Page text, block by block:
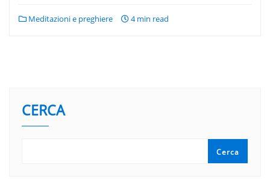
Meditazioni e preghiere 4 min read
CERCA
Cerca